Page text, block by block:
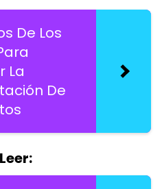
De Los
La
De